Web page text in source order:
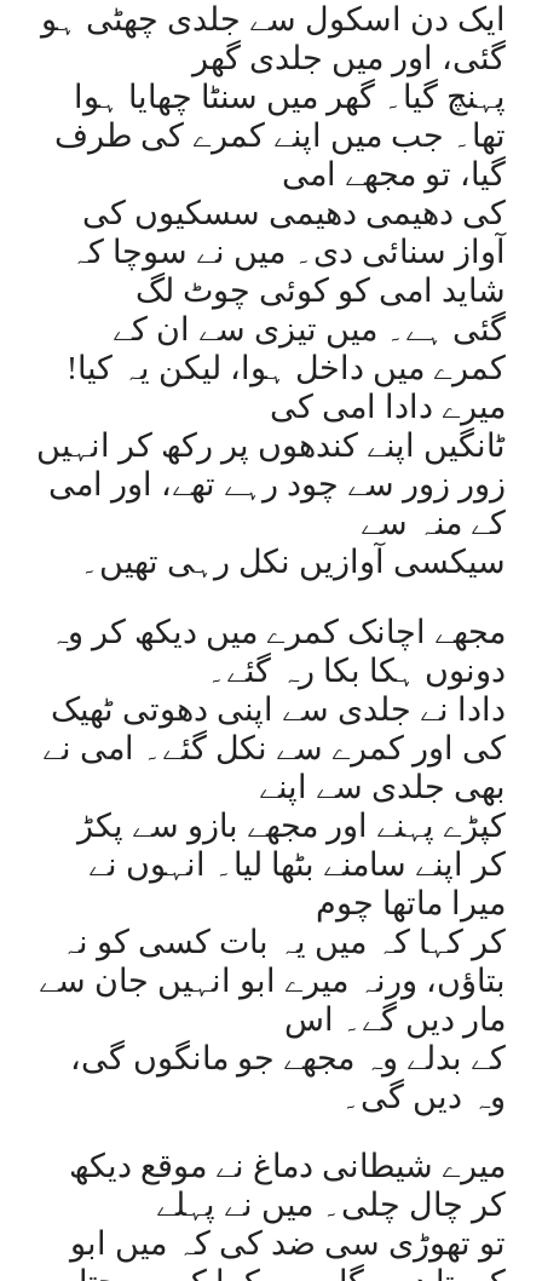
ایک دن اسکول سے جلدی چھٹی ہو
گئی، اور میں جلدی گھر
پہنچ گیا۔ گھر میں سنٹا چھایا ہوا
تھا۔ جب میں اپنے کمرے کی طرف
گیا، تو مجھے امی
کی دھیمی دھیمی سسکیوں کی
آواز سنائی دی۔ میں نے سوچا کہ
شاید امی کو کوئی چوٹ لگ
گئی ہے۔ میں تیزی سے ان کے
کمرے میں داخل ہوا، لیکن یہ کیا!
میرے دادا امی کی
ٹانگیں اپنے کندھوں پر رکھ کر انہیں
زور زور سے چود رہے تھے، اور امی
کے منہ سے
سیکسی آوازیں نکل رہی تھیں۔
مجھے اچانک کمرے میں دیکھ کر وہ
دونوں ہکا بکا رہ گئے۔
دادا نے جلدی سے اپنی دھوتی ٹھیک
کی اور کمرے سے نکل گئے۔ امی نے
بھی جلدی سے اپنے
کپڑے پہنے اور مجھے بازو سے پکڑ
کر اپنے سامنے بٹھا لیا۔ انہوں نے
میرا ماتھا چوم
کر کہا کہ میں یہ بات کسی کو نہ
بتاؤں، ورنہ میرے ابو انہیں جان سے
مار دیں گے۔ اس
کے بدلے وہ مجھے جو مانگوں گی،
وہ دیں گی۔
میرے شیطانی دماغ نے موقع دیکھ
کر چال چلی۔ میں نے پہلے
تو تھوڑی سی ضد کی کہ میں ابو